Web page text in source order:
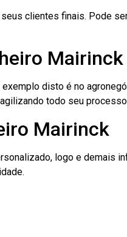
clientes finais. Pode
Mairinck
disto é no
todo seu
Mairinck
logo e demais